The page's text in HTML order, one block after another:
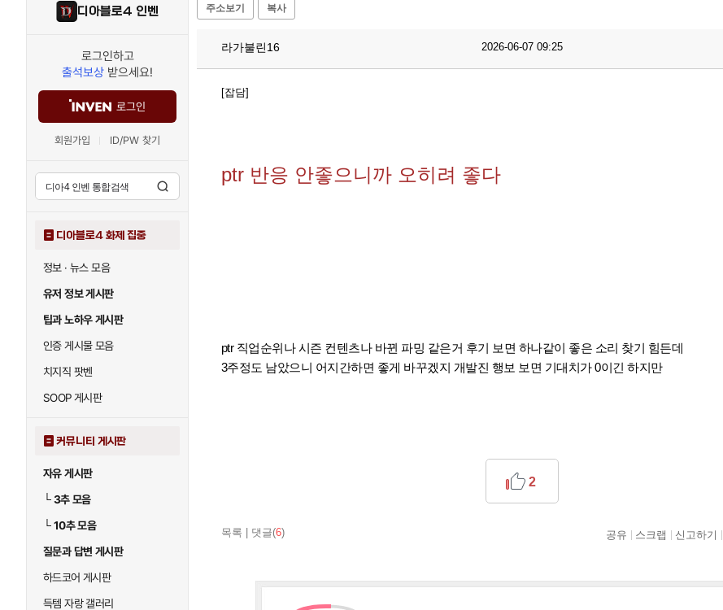
디아블로4 인벤
로그인하고
출석보상 받으세요!
로그인
회원가입 ID/PW 찾기
디아블로4 화제 집중
정보 · 뉴스 모음
유저 정보 게시판
팁과 노하우 게시판
인증 게시물 모음
치지직 팟벤
SOOP 게시판
커뮤니티 게시판
자유 게시판
└3추 모음
└10추 모음
질문과 답변 게시판
하드코어 게시판
득템 자랑 갤러리
주소보기 복사
라가불린16 2026-06-07 09:25
[잡담]
ptr 반응 안좋으니까 오히려 좋다
ptr 직업순위나 시즌 컨텐츠나 바뀐 파밍 같은거 후기 보면 하나같이 좋은 소리 찾기 힘든데
3주정도 남았으니 어지간하면 좋게 바꾸겠지 개발진 행보 보면 기대치가 0이긴 하지만
목록 댓글(6)
2
공유 스크랩 신고하기